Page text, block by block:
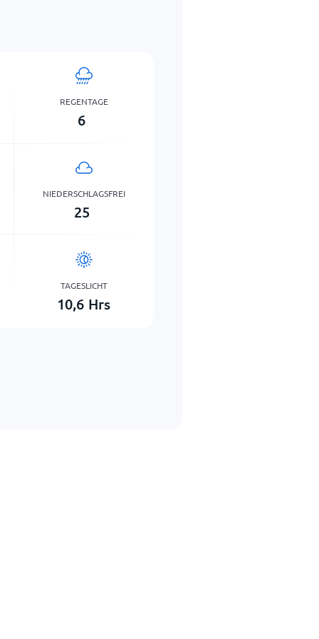
REGENTAGE
6
NIEDERSCHLAGSFREI
25
TAGESLICHT
10,6 Hrs